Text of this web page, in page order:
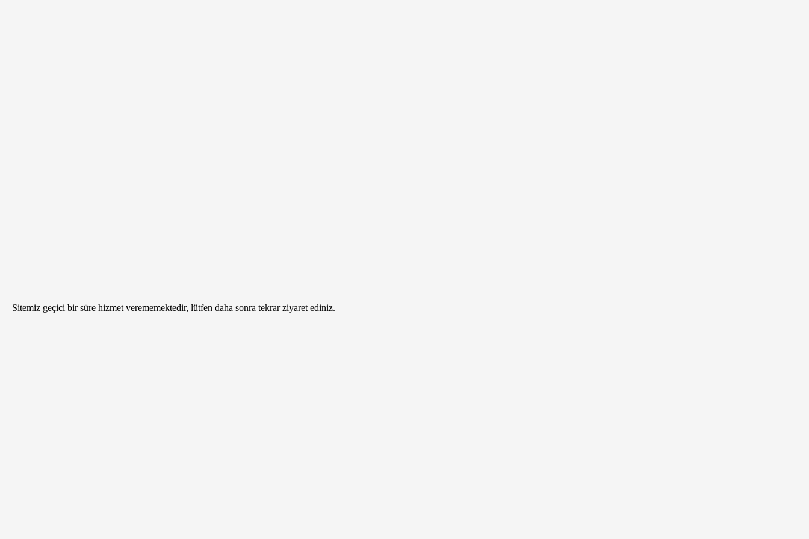
Sitemiz geçici bir süre hizmet verememektedir, lütfen daha sonra tekrar ziyaret ediniz.